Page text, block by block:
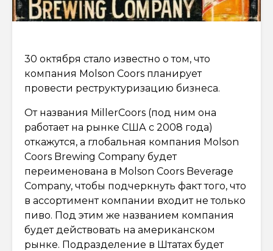
30 октября стало известно о том, что
компания Molson Coors планирует
провести реструктуризацию бизнеса.
От названия MillerCoors (под ним она
работает на рынке США с 2008 года)
откажутся, а глобальная компания Molson
Coors Brewing Company будет
переименована в Molson Coors Beverage
Company, чтобы подчеркнуть факт того, что
в ассортимент компании входит не только
пиво. Под этим же названием компания
будет действовать на американском
рынке. Подразделение в Штатах будет